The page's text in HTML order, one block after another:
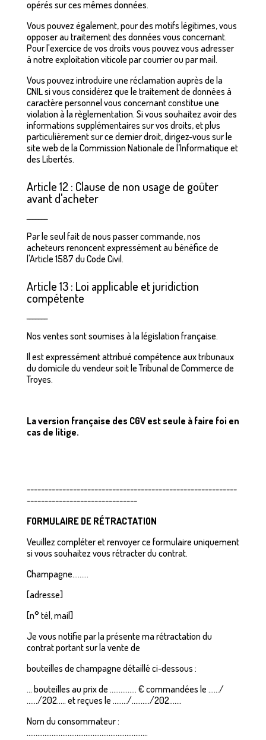
opérés sur ces mêmes données.
Vous pouvez également, pour des motifs légitimes, vous
opposer au traitement des données vous concernant.
Pour l'exercice de vos droits vous pouvez vous adresser
à notre exploitation viticole par courrier ou par mail.
Vous pouvez introduire une réclamation auprès de la
CNIL si vous considérez que le traitement de données à
caractère personnel vous concernant constitue une
violation à la règlementation. Si vous souhaitez avoir des
informations supplémentaires sur vos droits, et plus
particulièrement sur ce dernier droit, dirigez-vous sur le
site web de la Commission Nationale de l’Informatique et
des Libertés.
Article 12 : Clause de non usage de goûter
avant d'acheter
Par le seul fait de nous passer commande, nos
acheteurs renoncent expressément au bénéfice de
l'Article 1587 du Code Civil.
Article 13 : Loi applicable et juridiction
compétente
Nos ventes sont soumises à la législation française.
Il est expressément attribué compétence aux tribunaux
du domicile du vendeur soit le Tribunal de Commerce de
Troyes.
La version française des CGV est seule à faire foi en
cas de litige.
-----------------------------------------------------------
-------------------------------
FORMULAIRE DE RÉTRACTATION
Veuillez compléter et renvoyer ce formulaire uniquement
si vous souhaitez vous rétracter du contrat.
Champagne………
[adresse]
[n° tél, mail]
Je vous notifie par la présente ma rétractation du
contrat portant sur la vente de
bouteilles de champagne détaillé ci-dessous :
… bouteilles au prix de …………… € commandées le ……/
……/202….. et reçues le ……../………./202…….
Nom du consommateur :
…………………………………………………………..